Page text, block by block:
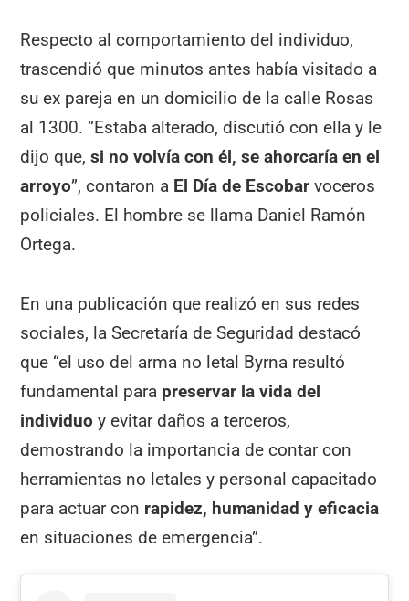
Respecto al comportamiento del individuo,
trascendió que minutos antes había visitado a
su ex pareja en un domicilio de la calle Rosas
al 1300. “Estaba alterado, discutió con ella y le
dijo que,si no volvía con él, se ahorcaría en el
arroyo”, contaron a El Día de Escobar voceros
policiales. El hombre se llama Daniel Ramón
Ortega.
En una publicación que realizó en sus redes
sociales, la Secretaría de Seguridad destacó
que “el uso del arma no letal Byrna resultó
fundamental para preservar la vida del
individuo y evitar daños a terceros,
demostrando la importancia de contar con
herramientas no letales y personal capacitado
para actuar con rapidez, humanidad y eficacia
en situaciones de emergencia”.